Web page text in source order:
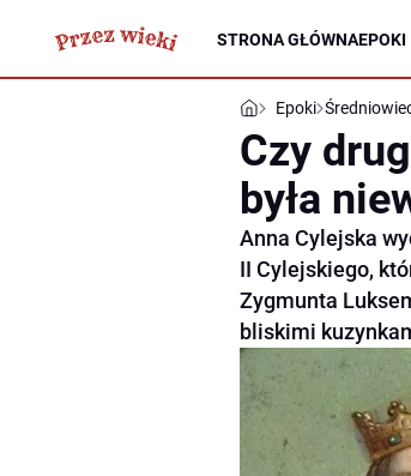
STRONA GŁÓWNAEPOKI
Epoki
Czy
była
Anna Cylejska
II Cylejskiego,
Zygmunta
bliskimi